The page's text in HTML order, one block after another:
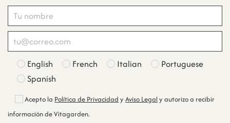
English French Italian
Portuguese
Spanish
Acepto la Política de Privacidad yAviso Legal y autorizo a recibir
información de Vitagarden.